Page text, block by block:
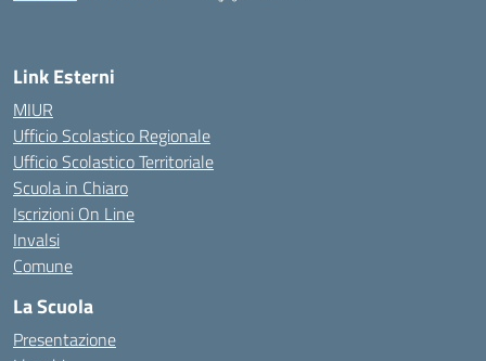
Link Esterni
MIUR
Ufficio Scolastico Regionale
Ufficio Scolastico Territoriale
Scuola in Chiaro
Iscrizioni On Line
Invalsi
Comune
La Scuola
Presentazione